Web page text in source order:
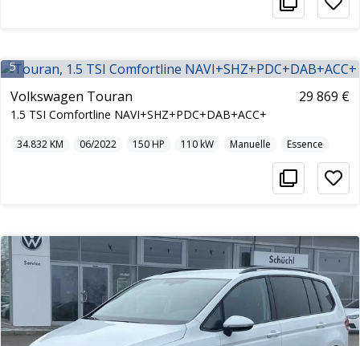
5
Volkswagen Touran
1.5 TSI Comfortline NAVI+SHZ+PDC+DAB+ACC+
29 869 €
34.832KM 06/2022 150HP 110kW Manuelle Essence